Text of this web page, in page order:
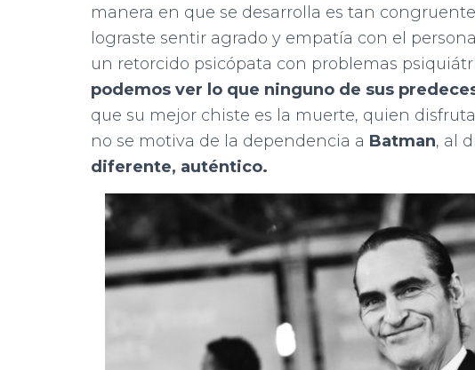
manera en que se desarrolla es tan
lograste sentir agrado y empatía con el
un retorcido psicópata con problemas
podemos ver lo que ninguno de sus
que su mejor chiste es la muerte, quien
no se motiva de la dependencia a Batman, al
diferente, auténtico.